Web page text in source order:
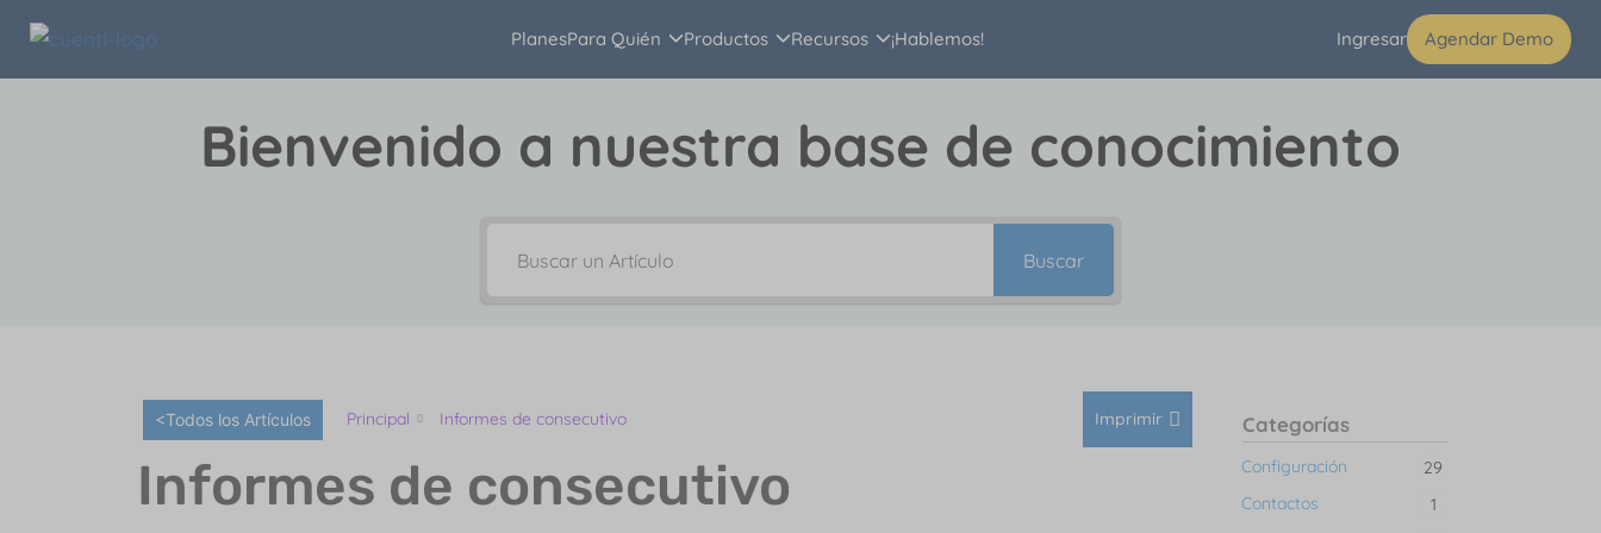
PlanesPara Quién Productos Recursos ¡Hablemos! Ingresar Agendar Demo
Bienvenido a nuestra base de conocimiento
Buscar
<Todos los Artículos Principal Informes de consecutivo Imprimir
Informes de consecutivo
Categorías
Configuración
29
Contactos
1